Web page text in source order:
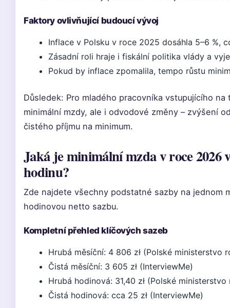
Faktory ovlivňující budoucí vývoj
Inflace v Polsku v roce 2025 dosáhla 5–6 %,
Zásadní roli hraje i fiskální politika vlády a
Pokud by inflace zpomalila, tempo růstu
Důsledek: Pro mladého pracovníka vstupujícího
minimální mzdy, ale i odvodové změny – zvýšení
čistého příjmu na minimum.
Jaká je minimální mzda v roce 2026
hodinu?
Zde najdete všechny podstatné sazby na jednom
hodinovou netto sazbu.
Kompletní přehled klíčových sazeb
Hrubá měsíční: 4 806 zł (Polské ministerstvo
Čistá měsíční: 3 605 zł (InterviewMe)
Hrubá hodinová: 31,40 zł (Polské
Čistá hodinová: cca 25 zł (InterviewMe)